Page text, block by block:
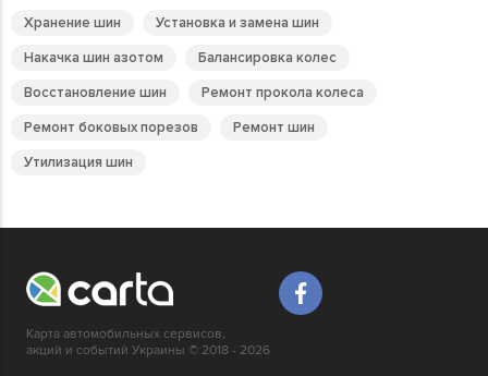
Хранение шин
Установка и замена шин
Накачка шин азотом
Балансировка колес
Восстановление шин
Ремонт прокола колеса
Ремонт боковых порезов
Ремонт шин
Утилизация шин
Карта автомобильных сервисов,
акций и событий Украины © 2018 - 2026